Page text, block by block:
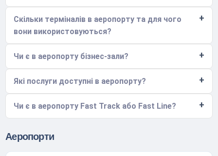
Скільки терміналів в аеропорту та для чого
вони використовуються?
Чи є в аеропорту бізнес-зали?
Які послуги доступні в аеропорту?
Чи є в аеропорту Fast Track або Fast Line?
Аеропорти